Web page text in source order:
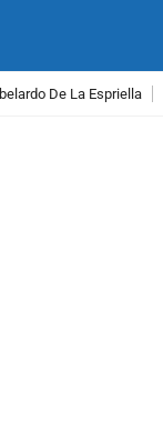
De La Espriella